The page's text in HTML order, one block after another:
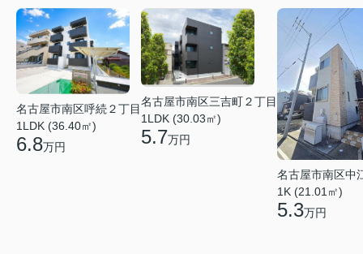
名古屋市南区呼続２丁目
1LDK (36.40㎡)
6.8万円
名古屋市南区三吉町２丁目
1LDK (30.03㎡)
5.7万円
名古屋市南区中
1K (21.01㎡)
5.3万円